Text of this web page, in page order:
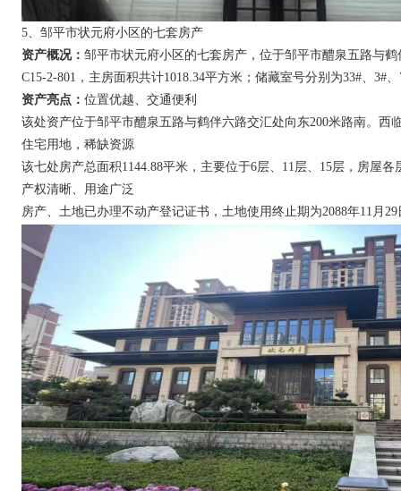
5、邹平市状元府小区的七套房产
资产概况： 邹平市状元府小区的七套房产，位于邹平市醴泉五路与鹤
C15-2-801，主房面积共计1018.34平方米；储藏室号分别为33#、3#
资产亮点： 位置优越、交通便利
该处资产位于邹平市醴泉五路与鹤伴六路交汇处向东200米路南。西
住宅用地，稀缺资源
该七处房产总面积1144.88平米，主要位于6层、11层、15层，房屋
产权清晰、用途广泛
房产、土地已办理不动产登记证书，土地使用终止期为2088年11月